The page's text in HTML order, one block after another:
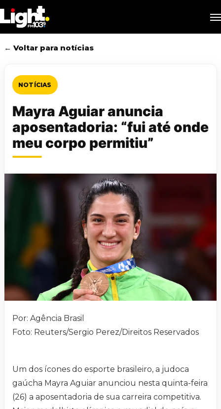
to
main
content
← Voltar para notícias
NOTÍCIAS
Mayra Aguiar anuncia
aposentadoria: “fui até onde
meu corpo permitiu”
Por: Agência Brasil
Foto: Reuters/Sergio Perez/Direitos Reservados
Um dos ícones do esporte brasileiro, a judoca
gaúcha Mayra Aguiar anunciou nesta quinta-feira
(26) a aposentadoria de sua carreira competitiva.